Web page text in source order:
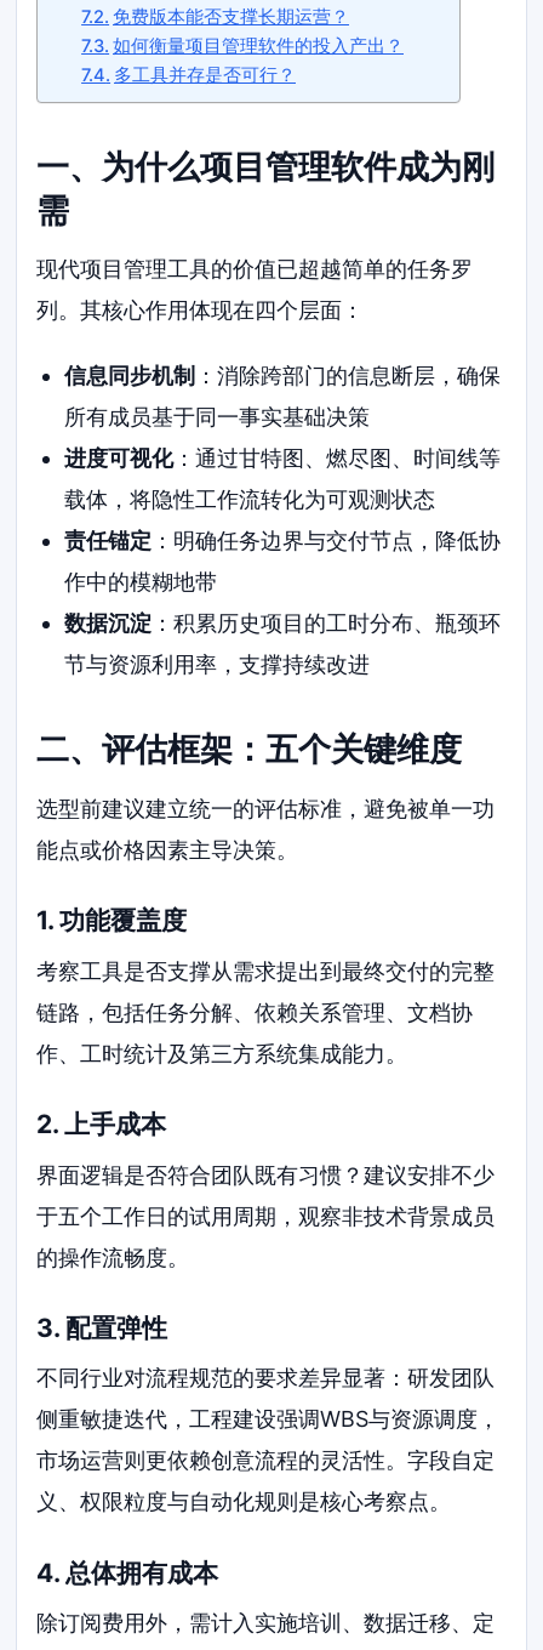
免费版本能否支撑长期运营？
如何衡量项目管理软件的投入产出？
多工具并存是否可行？
一、为什么项目管理软件成为刚
需
现代项目管理工具的价值已超越简单的任务罗
列。其核心作用体现在四个层面：
信息同步机制 ：消除跨部门的信息断层，确保
所有成员基于同一事实基础决策
进度可视化：通过甘特图、燃尽图、时间线等
载体，将隐性工作流转化为可观测状态
责任锚定 ：明确任务边界与交付节点，降低协
作中的模糊地带
数据沉淀：积累历史项目的工时分布、瓶颈环
节与资源利用率，支撑持续改进
二、评估框架：五个关键维度
选型前建议建立统一的评估标准，避免被单一功
能点或价格因素主导决策。
1. 功能覆盖度
考察工具是否支撑从需求提出到最终交付的完整
链路，包括任务分解、依赖关系管理、文档协
作、工时统计及第三方系统集成能力。
2. 上手成本
界面逻辑是否符合团队既有习惯？建议安排不少
于五个工作日的试用周期，观察非技术背景成员
的操作流畅度。
3. 配置弹性
不同行业对流程规范的要求差异显著：研发团队
侧重敏捷迭代，工程建设强调WBS与资源调度，
市场运营则更依赖创意流程的灵活性。字段自定
义、权限粒度与自动化规则是核心考察点。
4. 总体拥有成本
除订阅费用外，需计入实施培训、数据迁移、定